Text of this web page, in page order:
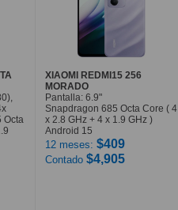
Octa
XIAOMI REDMI15 256
MORADO
Pantalla: 6.9"
Snapdragon 685 Octa Core ( 4
x 2.8 GHz + 4 x 1.9 GHz )
Android 15
12 meses: $409
Contado $4,905